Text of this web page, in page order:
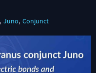
Juno Conjunct